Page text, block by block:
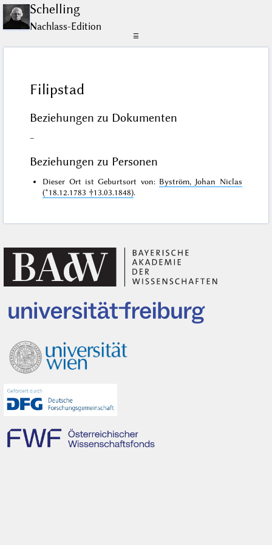
Schelling
Nachlass-Edition
☰
Filipstad
Beziehungen zu Dokumenten
–
Beziehungen zu Personen
Dieser Ort ist Geburtsort von: Byström, Johan Niclas
(*18.12.1783 †13.03.1848).